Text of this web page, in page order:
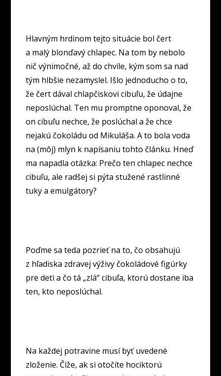
Hlavným hrdinom tejto situácie bol čert
a malý blonďavý chlapec. Na tom by nebolo
nič výnimočné, až do chvíle, kým som sa nad
tým hlbšie nezamyslel. Išlo jednoducho o to,
že čert dával chlapčiskovi cibuľu, že údajne
neposlúchal. Ten mu promptne oponoval, že
on cibuľu nechce, že poslúchal a že chce
nejakú čokoládu od Mikuláša. A to bola voda
na (môj) mlyn k napísaniu tohto článku. Hneď
ma napadla otázka: Prečo ten chlapec nechce
cibuľu, ale radšej si pýta stužené rastlinné
tuky a emulgátory?
Poďme sa teda pozrieť na to, čo obsahujú
z hľadiska zdravej výživy čokoládové figúrky
pre deti a čo tá „zlá“ cibuľa, ktorú dostane iba
ten, kto neposlúchal.
Na každej potravine musí byť uvedené
zloženie. Čiže, ak si otočíte hociktorú